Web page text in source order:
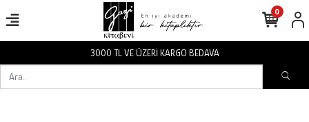
3000 TL VE ÜZERİ KARGO BEDAVA
0